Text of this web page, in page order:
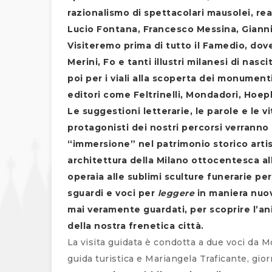
razionalismo di spettacolari mausolei,
Lucio Fontana, Francesco Messina,
Visiteremo prima di tutto il Famedio,
Merini, Fo e tanti illustri milanesi di
poi per i viali alla scoperta dei
editori come Feltrinelli, Mondadori,
Le suggestioni letterarie, le parole e le
protagonisti dei nostri percorsi verranno
“immersione” nel patrimonio storico
architettura della Milano ottocentesca
operaia alle sublimi sculture funerarie
sguardi e voci per leggerein maniera
mai veramente guardati, per scoprire
della nostra frenetica città.
La visita guidata è condotta a due voci da
guida turistica e Mariangela Traficante,